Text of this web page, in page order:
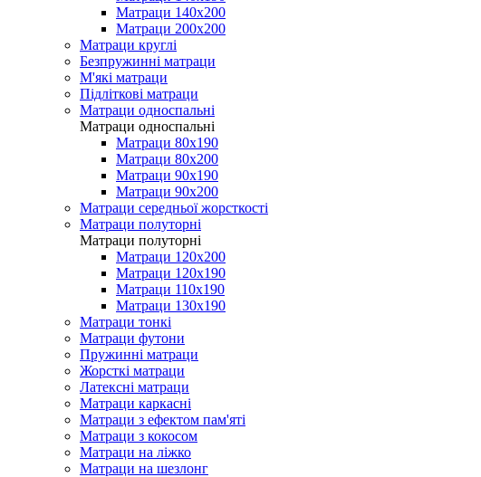
Матраци 140х200
Матраци 200х200
Матраци круглі
Безпружинні матраци
М'які матраци
Підліткові матраци
Матраци односпальні
Матраци односпальні
Матраци 80х190
Матраци 80х200
Матраци 90х190
Матраци 90х200
Матраци середньої жорсткості
Матраци полуторні
Матраци полуторні
Матраци 120х200
Матраци 120х190
Матраци 110х190
Матраци 130х190
Матраци тонкі
Матраци футони
Пружинні матраци
Жорсткі матраци
Латексні матраци
Матраци каркасні
Матраци з ефектом пам'яті
Матраци з кокосом
Матраци на ліжко
Матраци на шезлонг